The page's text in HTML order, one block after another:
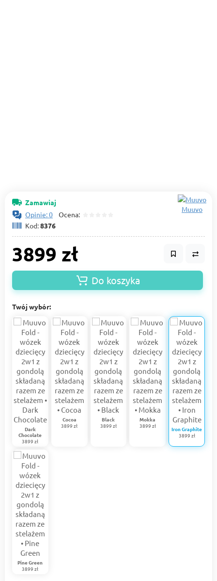
Zamawiaj
Opinie: 0 Ocena:
Kod:8376
Muuvo
3899 zł
Do koszyka
Twój wybór:
Dark
Chocolate
3899 zł
Cocoa
3899 zł
Black
3899 zł
Mokka
3899 zł
Iron Graphite
3899 zł
Pine Green
3899 zł